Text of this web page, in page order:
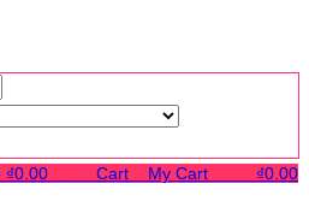
₫0.00 Cart My Cart ₫0.00